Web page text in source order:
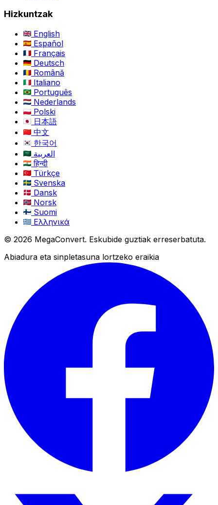
Hizkuntzak
English
Español
Français
Deutsch
Română
Italiano
Português
Nederlands
Polski
日本語
中文
한국어
العربية
हिन्दी
Türkçe
Svenska
Dansk
Norsk
Suomi
Ελληνικά
© 2026 MegaConvert. Eskubide guztiak erreserbatuta.
Abiadura eta sinpletasuna lortzeko eraikia